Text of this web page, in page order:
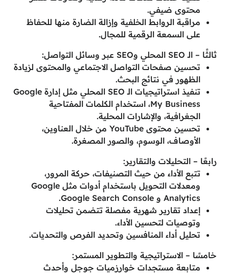
محتوى ضيفي.
مراقبة الروابط الخلفية وإزالة الضارة منها للحفاظ
على السمعة الرقمية للمجال.
ثالثًا – الـ SEO المحلي وSEO عبر وسائل التواصل:
تحسين صفحات التواصل الاجتماعي والمحتوى لزيادة
الظهور في نتائج البحث.
تنفيذ استراتيجيات الـ SEO المحلي مثل إدارة Google
My Business، استخدام الكلمات المفتاحية
الجغرافية، والإشارات المحلية.
تحسين محتوى YouTube من خلال العناوين،
الأوصاف، الوسوم، والصور المصغرة.
رابعًا – التحليلات والتقارير:
تتبع الأداء من حيث التصنيفات، حركة المرور،
ومعدلات التحويل باستخدام أدوات مثل Google
Analytics و Google Search Console.
إعداد تقارير شهرية مفصلة تتضمن تحليلات
وتوصيات لتحسين الأداء.
تحليل أداء المنافسين وتحديد الفرص والتحديات.
خامسًا – الاستراتيجية والتطوير المستمر:
متابعة مستجدات خوارزميات جوجل وأحدث